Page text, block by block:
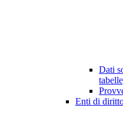
Dati
Enti di